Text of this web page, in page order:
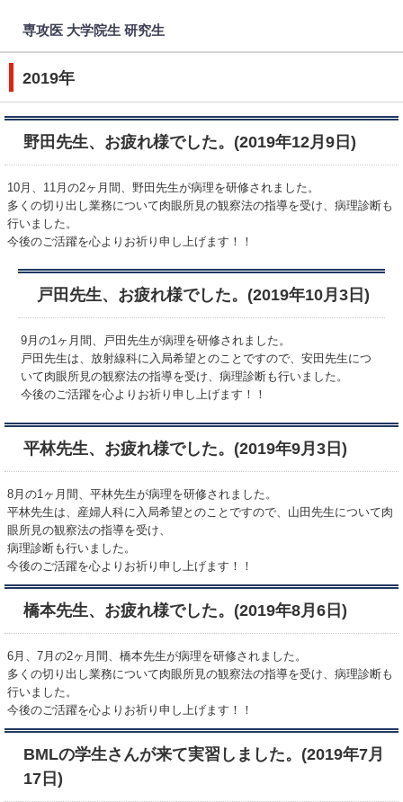
専攻医 大学院生 研究生
2019年
野田先生、お疲れ様でした。(2019年12月9日)
10月、11月の2ヶ月間、野田先生が病理を研修されました。
多くの切り出し業務について肉眼所見の観察法の指導を受け、病理診断も
行いました。
今後のご活躍を心よりお祈り申し上げます！！
戸田先生、お疲れ様でした。(2019年10月3日)
9月の1ヶ月間、戸田先生が病理を研修されました。
戸田先生は、放射線科に入局希望とのことですので、安田先生につ
いて肉眼所見の観察法の指導を受け、病理診断も行いました。
今後のご活躍を心よりお祈り申し上げます！！
平林先生、お疲れ様でした。(2019年9月3日)
8月の1ヶ月間、平林先生が病理を研修されました。
平林先生は、産婦人科に入局希望とのことですので、山田先生について肉
眼所見の観察法の指導を受け、
病理診断も行いました。
今後のご活躍を心よりお祈り申し上げます！！
橋本先生、お疲れ様でした。(2019年8月6日)
6月、7月の2ヶ月間、橋本先生が病理を研修されました。
多くの切り出し業務について肉眼所見の観察法の指導を受け、病理診断も
行いました。
今後のご活躍を心よりお祈り申し上げます！！
BMLの学生さんが来て実習しました。(2019年7月
17日)